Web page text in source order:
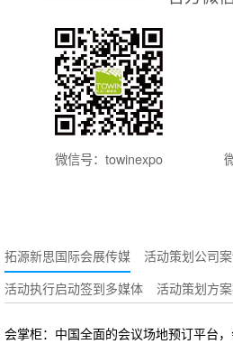
微信号：towinexpo
拓源新思国际会展传媒 活动策划公司
活动执行启动签到多媒体
活动策划方
会掌柜：中国全面的会议场地预订平台